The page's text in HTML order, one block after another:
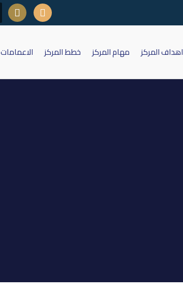
اهداف المركز مهام المركز خطط المركز الاعمامات